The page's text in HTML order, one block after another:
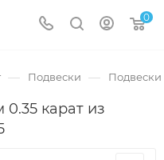
0
— Подвески — Подвески
карат из